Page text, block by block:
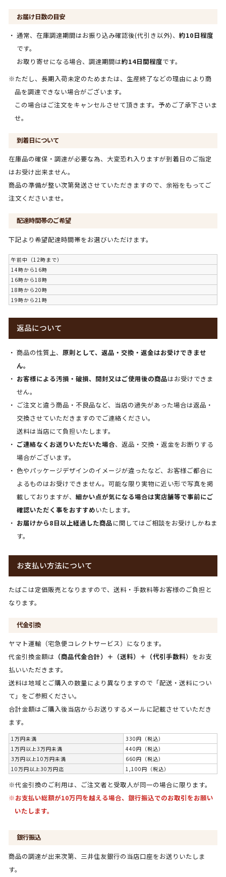
お届け日数の目安
通常、在庫調達期間はお振り込み確認後(代引き以外)、約10日程度
です。
お取り寄せになる場合、調達期間は約14日間程度です。
※ただし、長期入荷未定のためまたは、生産終了などの理由により商
品を調達できない場合がございます。
この場合はご注文をキャンセルさせて頂きます。予めご了承下さいま
せ。
到着日について
在庫品の確保・調達が必要な為、大変恐れ入りますが到着日のご指定
はお受け出来ません。
商品の準備が整い次第発送させていただきますので、余裕をもってご
注文くださいませ。
配達時間帯のご希望
下記より希望配達時間帯をお選びいただけます。
午前中（12時まで）
14時から16時
16時から18時
18時から20時
19時から21時
返品について
商品の性質上、原則として、返品・交換・返金はお受けできませ
ん。
お客様による汚損・破損、開封又はご使用後の商品はお受けできま
せん。
ご注文と違う商品・不良品など、当店の過失があった場合は返品・
交換させていただきますのでご連絡ください。
送料は当店にて負担いたします。
ご連絡なくお送りいただいた場合、返品・交換・返金をお断りする
場合がございます。
色やパッケージデザインのイメージが違ったなど、お客様ご都合に
よるものはお受けできません。可能な限り実物に近い形で写真を掲
載しておりますが、細かい点が気になる場合は実店舗等で事前にご
確認いただく事をおすすめいたします。
お届けから8日以上経過した商品に関してはご相談をお受けしかねま
す。
お支払い方法について
たばこは定価販売となりますので、送料・手数料等お客様のご負担と
なります。
代金引換
ヤマト運輸（宅急便コレクトサービス）になります。
代金引換金額は （商品代金合計）＋（送料）＋（代引手数料） をお支
払いいただきます。
送料は地域とご購入の数量により異なりますので「配送・送料につい
て」をご参照ください。
合計金額はご購入後当店からお送りするメールに記載させていただき
ます。
1万円未満
330円（税込）
1万円以上3万円未満
440円（税込）
3万円以上10万円未満
660円（税込）
10万円以上30万円迄
1,100円（税込）
※代金引換のご利用は、ご注文者と受取人が同一の場合に限ります。
※お支払い総額が10万円を越える場合、銀行振込でのお取引をお願い
いたします。
銀行振込
商品の調達が出来次第、三井住友銀行の当店口座をお送りいたしま
す。